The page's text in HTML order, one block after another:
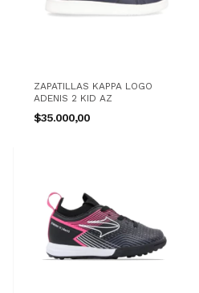
ZAPATILLAS KAPPA LOGO
ADENIS 2 KID AZ
$35.000,00